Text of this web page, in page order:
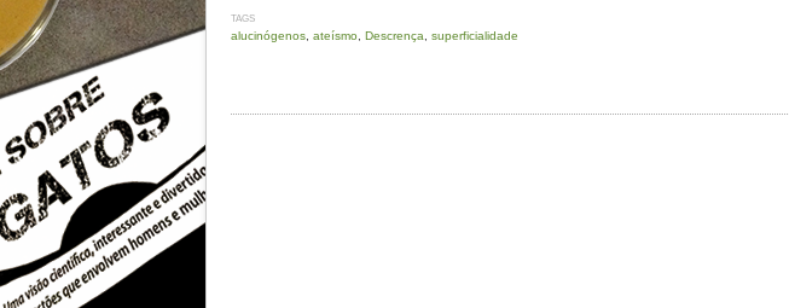
TAGS
alucinógenos ateísmo Descrença superficialidade